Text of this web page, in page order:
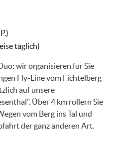
täglich)
wir organisieren für Sie
Fly-Line vom Fichtelberg
auf unsere
Über 4 km rollern Sie
vom Berg ins Tal und
der ganz anderen Art.